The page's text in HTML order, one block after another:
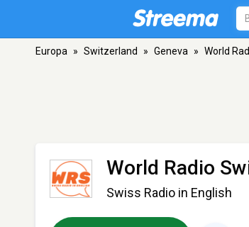
Europa » Switzerland » Geneva » World
World Radio
Swiss Radio in English